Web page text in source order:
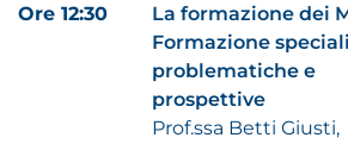
Ore 12:30
La formazione dei
Formazione
problematiche e
prospettive
Prof.ssa Betti Giusti,